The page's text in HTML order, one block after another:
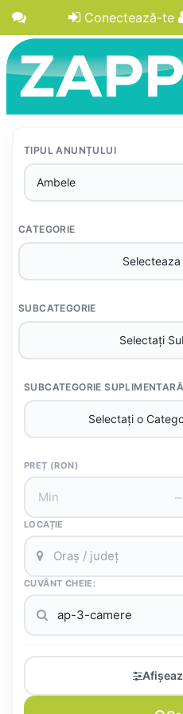
Conectează-te
TIPUL ANUNȚULUI
CATEGORIE
SUBCATEGORIE
SUBCATEGORIE SUPLIMENTARĂ
PREȚ (RON)
–
LOCAȚIE
CUVÂNT CHEIE: